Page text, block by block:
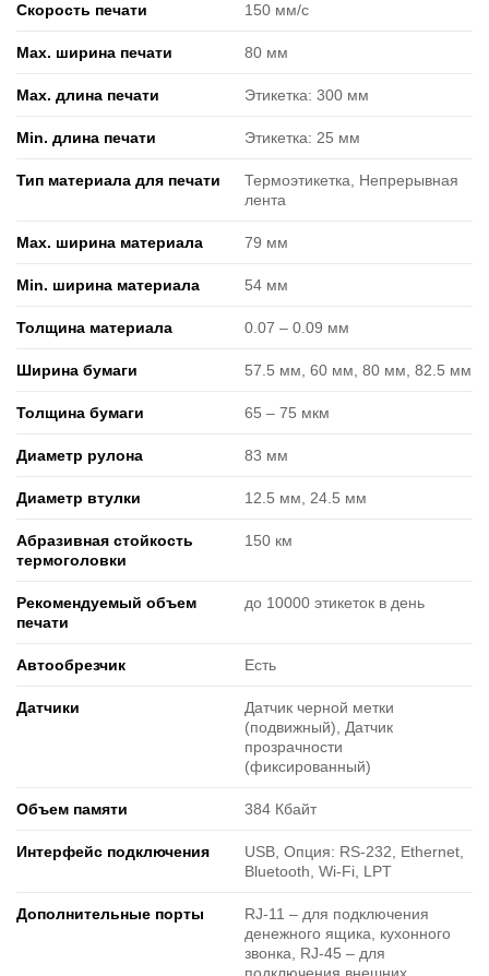
Скорость печати 150 мм/с
Max. ширина печати 80 мм
Max. длина печати Этикетка: 300 мм
Min. длина печати Этикетка: 25 мм
Тип материала для печати
Термоэтикетка, Непрерывная
лента
Max. ширина материала 79 мм
Min. ширина материала 54 мм
Толщина материала 0.07 ‒ 0.09 мм
Ширина бумаги 57.5 мм, 60 мм, 80 мм, 82.5 мм
Толщина бумаги 65 ‒ 75 мкм
Диаметр рулона 83 мм
Диаметр втулки 12.5 мм, 24.5 мм
Абразивная стойкость
термоголовки
150 км
Рекомендуемый объем
печати
до 10000 этикеток в день
Автообрезчик Есть
Датчики
Датчик черной метки
(подвижный), Датчик
прозрачности
(фиксированный)
Объем памяти 384 Кбайт
Интерфейс подключения
USB, Опция: RS-232, Ethernet,
Bluetooth, Wi-Fi, LPT
Дополнительные порты
RJ-11 ‒ для подключения
денежного ящика, кухонного
звонка, RJ-45 ‒ для